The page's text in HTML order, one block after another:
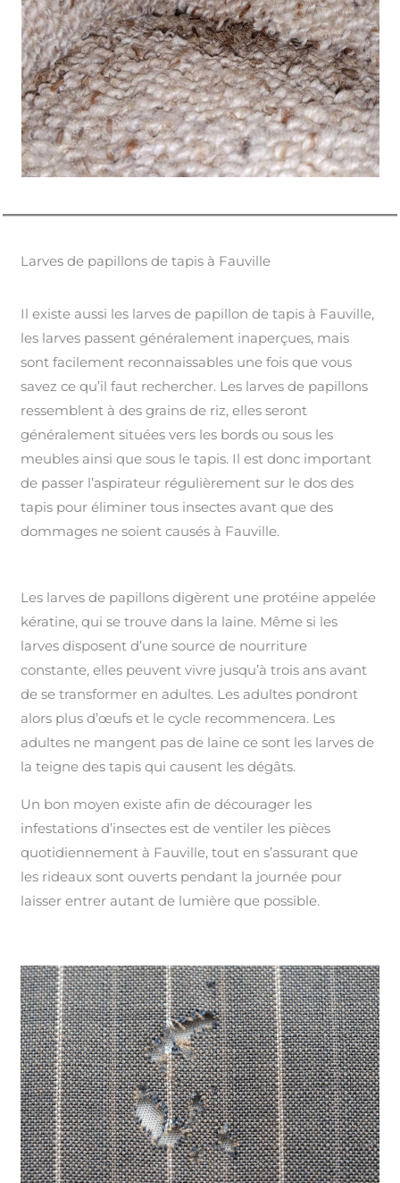
Larves de papillons de tapis à Fauville
Il existe aussi les larves de papillon de tapis à Fauville,
les larves passent généralement inaperçues, mais
sont facilement reconnaissables une fois que vous
savez ce qu’il faut rechercher. Les larves de papillons
ressemblent à des grains de riz, elles seront
généralement situées vers les bords ou sous les
meubles ainsi que sous le tapis. Il est donc important
de passer l’aspirateur régulièrement sur le dos des
tapis pour éliminer tous insectes avant que des
dommages ne soient causés à Fauville.
Les larves de papillons digèrent une protéine appelée
kératine, qui se trouve dans la laine. Même si les
larves disposent d’une source de nourriture
constante, elles peuvent vivre jusqu’à trois ans avant
de se transformer en adultes. Les adultes pondront
alors plus d’œufs et le cycle recommencera. Les
adultes ne mangent pas de laine ce sont les larves de
la teigne des tapis qui causent les dégâts.
Un bon moyen existe afin de décourager les
infestations d’insectes est de ventiler les pièces
quotidiennement à Fauville, tout en s’assurant que
les rideaux sont ouverts pendant la journée pour
laisser entrer autant de lumière que possible.